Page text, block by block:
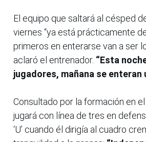
El equipo que saltará al césped
viernes “ya está prácticamente
primeros en enterarse van a ser
aclaró el entrenador. “Esta
jugadores, mañana se enteran
Consultado por la formación en
jugará con línea de tres en
‘U’ cuando él dirigía al cuadro